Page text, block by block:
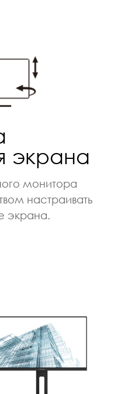
экрана
монитора
настраивать
экрана.